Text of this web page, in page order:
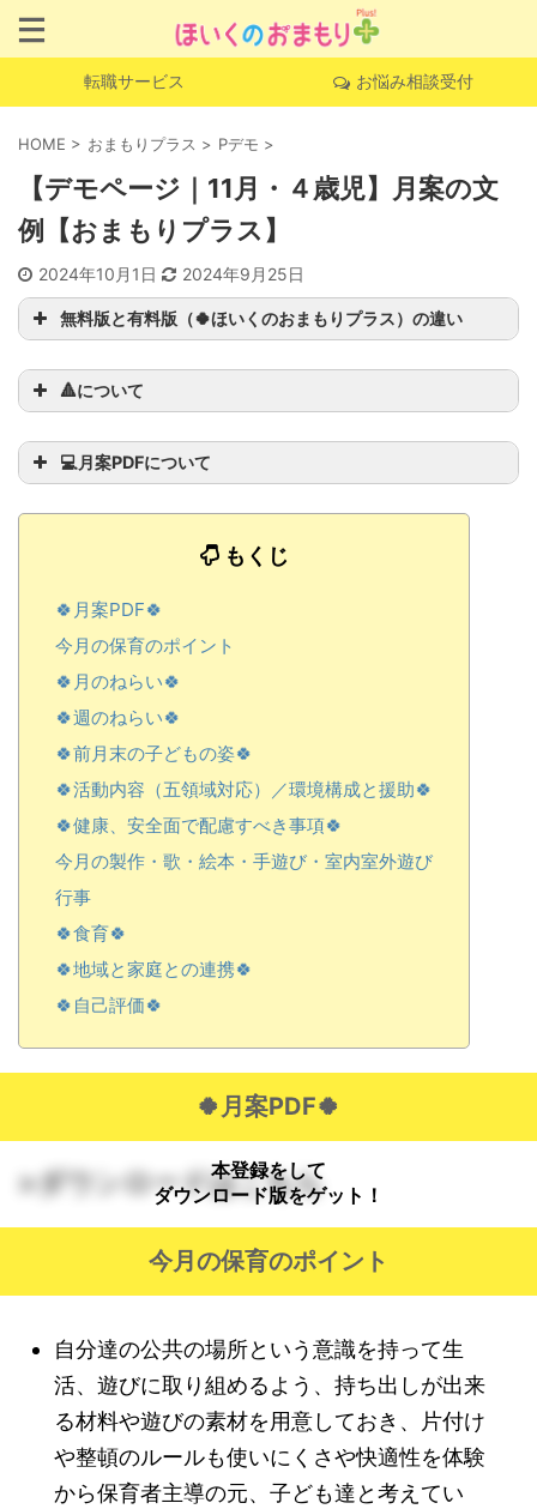
転職サービス お悩み相談受付
HOME > おまもりプラス > Pデモ >
【デモページ｜11月・４歳児】月案の文
例【おまもりプラス】
2024年10月1日 2024年9月25日
無料版と有料版（🍀ほいくのおまもりプラス）の違い
🔺について
💻月案PDFについて
もくじ
🍀月案PDF🍀
今月の保育のポイント
🍀月のねらい🍀
🍀週のねらい🍀
🍀前月末の子どもの姿🍀
🍀活動内容（五領域対応）／環境構成と援助🍀
🍀健康、安全面で配慮すべき事項🍀
今月の製作・歌・絵本・手遊び・室内室外遊び
行事
🍀食育🍀
🍀地域と家庭との連携🍀
🍀自己評価🍀
🍀月案PDF🍀
>ダウンロードはこちら
本登録をして
ダウンロード版をゲット！
今月の保育のポイント
自分達の公共の場所という意識を持って生
活、遊びに取り組めるよう、持ち出しが出来
る材料や遊びの素材を用意しておき、片付け
や整頓のルールも使いにくさや快適性を体験
から保育者主導の元、子ども達と考えてい